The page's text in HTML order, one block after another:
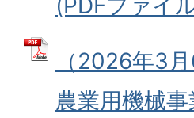
(PDFファイ
（2026年3
農業用機械